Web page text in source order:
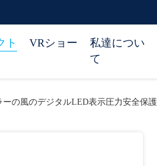
ト VRショー
私達につい
て
の風のデジタルLED表示圧力安全保護